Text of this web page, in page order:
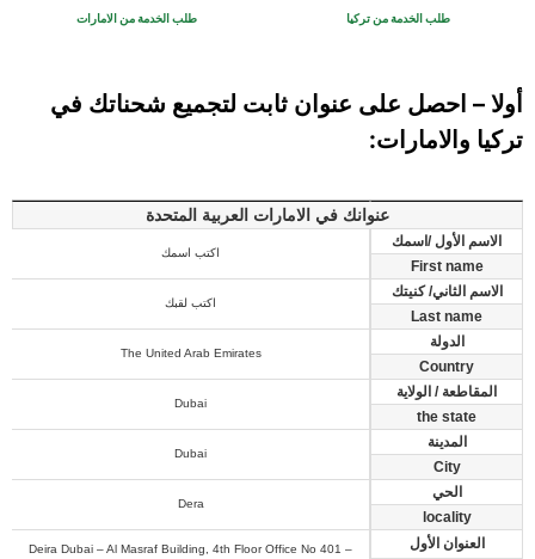
طلب الخدمة من تركيا طلب الخدمة من الامارات
أولا – احصل على عنوان ثابت لتجميع شحناتك في
تركيا والامارات:
عنوانك في الامارات العربية المتحدة
الاسم الأول /اسمك
اكتب اسمك
First name
الاسم الثاني/ كنيتك
اكتب لقبك
Last name
الدولة
The United Arab Emirates
Country
المقاطعة / الولاية
Dubai
the state
المدينة
Dubai
City
الحي
Dera
locality
العنوان الأول
Deira Dubai – Al Masraf Building, 4th Floor Office No 401 –